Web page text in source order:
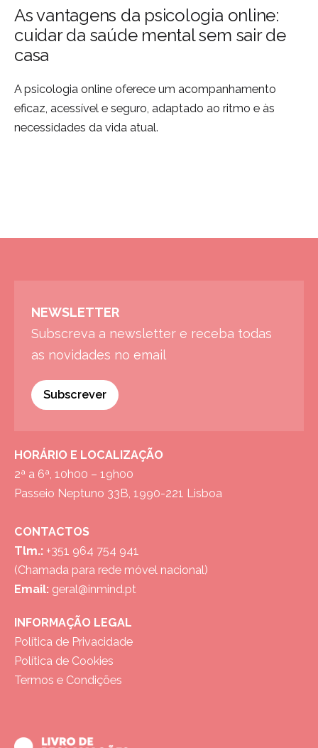
As vantagens da psicologia online:
cuidar da saúde mental sem sair de
casa
A psicologia online oferece um acompanhamento
eficaz, acessível e seguro, adaptado ao ritmo e às
necessidades da vida atual.
NEWSLETTER
Subscreva a newsletter e receba todas
as novidades no email
Subscrever
HORÁRIO E LOCALIZAÇÃO
2ª a 6ª, 10h00 – 19h00
Passeio Neptuno 33B, 1990-221 Lisboa
CONTACTOS
Tlm.: +351 964 754 941
(Chamada para rede móvel nacional)
Email: geral@inmind.pt
INFORMAÇÃO LEGAL
Política de Privacidade
Política de Cookies
Termos e Condições